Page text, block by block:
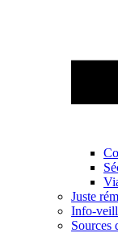
Juste
Info-
Sources